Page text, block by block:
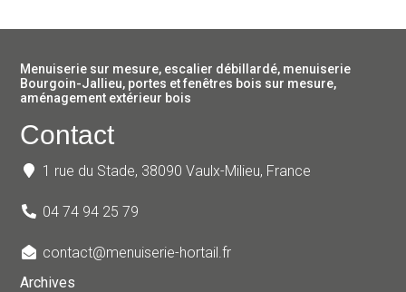
Menuiserie sur mesure, escalier débillardé, menuiserie
Bourgoin-Jallieu, portes et fenêtres bois sur mesure,
aménagement extérieur bois
Contact
1 rue du Stade, 38090 Vaulx-Milieu, France
04 74 94 25 79
contact@menuiserie-hortail.fr
Archives